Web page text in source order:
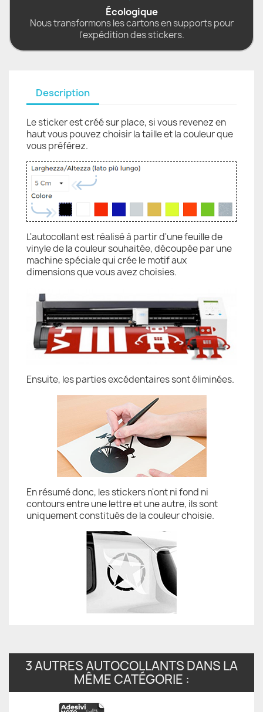
Écologique
Nous transformons les cartons en supports pour
l'expédition des stickers.
Description
Le sticker est créé sur place, si vous revenez en
haut vous pouvez choisir la taille et la couleur que
vous préférez.
L'autocollant est réalisé à partir d'une feuille de
vinyle de la couleur souhaitée, découpée par une
machine spéciale qui crée le motif aux
dimensions que vous avez choisies.
Ensuite, les parties excédentaires sont éliminées.
En résumé donc, les stickers n'ont ni fond ni
contours entre une lettre et une autre, ils sont
uniquement constitués de la couleur choisie.
3 AUTRES AUTOCOLLANTS DANS LA
MÊME CATÉGORIE :